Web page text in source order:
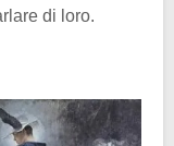
di loro.